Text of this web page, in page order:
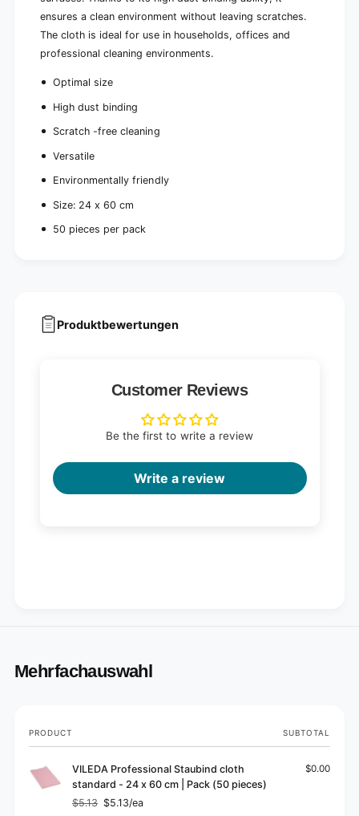
a
c
(
0
p
e
c
s
|
P
a
c
(
0
p
e
e
s
ensures a clean environment without leaving scratches.
The cloth is ideal for use in households, offices and
professional cleaning environments.
Optimal size
High dust binding
Scratch -free cleaning
Versatile
Environmentally friendly
Size: 24 x 60 cm
50 pieces per pack
Produktbewertungen
Customer Reviews
Be the first to write a review
Write a review
Mehrfachauswahl
Your
cart
PRODUCT SUBTOTAL
VILEDA Professional Staubind cloth
standard - 24 x 60 cm | Pack (50 pieces)
Regular
$5.13
Sale
$5.13/ea
$0.00